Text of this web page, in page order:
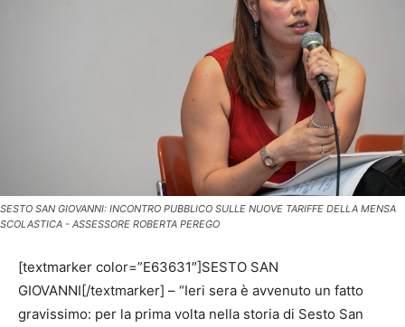
SESTO SAN GIOVANNI: INCONTRO PUBBLICO SULLE NUOVE TARIFFE DELLA MENSA
SCOLASTICA - ASSESSORE ROBERTA PEREGO
[textmarker color=”E63631″]SESTO SAN
GIOVANNI[/textmarker] – “Ieri sera è avvenuto un fatto
gravissimo: per la prima volta nella storia di Sesto San